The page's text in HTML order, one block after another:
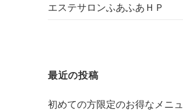
エステサロンふあふあＨＰ
最近の投稿
初めての方限定のお得なメニュ